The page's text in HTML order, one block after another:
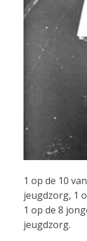
1 op de 10
jeugdzorg, 1
1 op de 8
jeugdzorg.